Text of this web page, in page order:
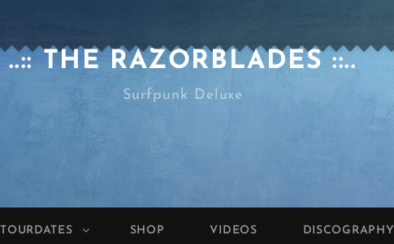
..:: THE RAZORBLADES ::..
Surfpunk Deluxe
TOURDATES SHOP VIDEOS DISCOGRAPHY